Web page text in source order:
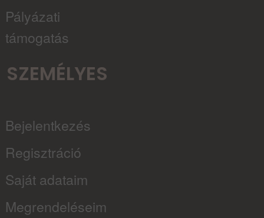
Pályázati
támogatás
SZEMÉLYES
Bejelentkezés
Regisztráció
Saját adataim
Megrendeléseim